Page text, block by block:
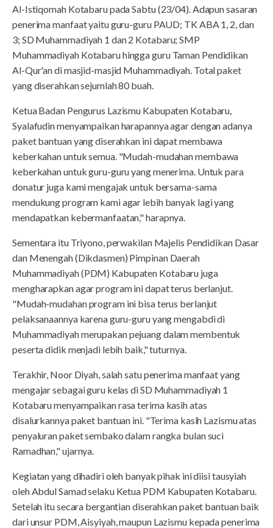
Al-Istiqomah Kotabaru pada Sabtu (23/04). Adapun sasaran
penerima manfaat yaitu guru-guru PAUD; TK ABA 1, 2, dan
3; SD Muhammadiyah 1 dan 2 Kotabaru; SMP
Muhammadiyah Kotabaru hingga guru Taman Pendidikan
Al-Qur'an di masjid-masjid Muhammadiyah. Total paket
yang diserahkan sejumlah 80 buah.
Ketua Badan Pengurus Lazismu Kabupaten Kotabaru,
Syalafudin menyampaikan harapannya agar dengan adanya
paket bantuan yang diserahkan ini dapat membawa
keberkahan untuk semua. "Mudah-mudahan membawa
keberkahan untuk guru-guru yang menerima. Untuk para
donatur juga kami mengajak untuk bersama-sama
mendukung program kami agar lebih banyak lagi yang
mendapatkan kebermanfaatan," harapnya.
Sementara itu Triyono, perwakilan Majelis Pendidikan Dasar
dan Menengah (Dikdasmen) Pimpinan Daerah
Muhammadiyah (PDM) Kabupaten Kotabaru juga
mengharapkan agar program ini dapat terus berlanjut.
"Mudah-mudahan program ini bisa terus berlanjut
pelaksanaannya karena guru-guru yang mengabdi di
Muhammadiyah merupakan pejuang dalam membentuk
peserta didik menjadi lebih baik," tuturnya.
Terakhir, Noor Diyah, salah satu penerima manfaat yang
mengajar sebagai guru kelas di SD Muhammadiyah 1
Kotabaru menyampaikan rasa terima kasih atas
disalurkannya paket bantuan ini. "Terima kasih Lazismu atas
penyaluran paket sembako dalam rangka bulan suci
Ramadhan," ujarnya.
Kegiatan yang dihadiri oleh banyak pihak ini diisi tausyiah
oleh Abdul Samad selaku Ketua PDM Kabupaten Kotabaru.
Setelah itu secara bergantian diserahkan paket bantuan baik
dari unsur PDM, Aisyiyah, maupun Lazismu kepada penerima